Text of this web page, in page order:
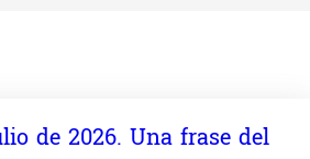
de 2026. Una frase del